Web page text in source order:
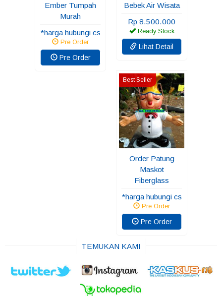
Ember Tumpah
Murah
*harga hubungi cs
Pre Order
Pre Order
Bebek Air Wisata
Rp 8.500.000
Ready Stock
Lihat Detail
Best Seller
Order Patung
Maskot
Fiberglass
*harga hubungi cs
Pre Order
Pre Order
TEMUKAN KAMI